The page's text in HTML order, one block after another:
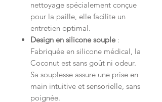
nettoyage spécialement conçue
pour la paille, elle facilite un
entretien optimal.
Design en silicone souple :
Fabriquée en silicone médical, la
Coconut est sans goût ni odeur.
Sa souplesse assure une prise en
main intuitive et sensorielle, sans
poignée.